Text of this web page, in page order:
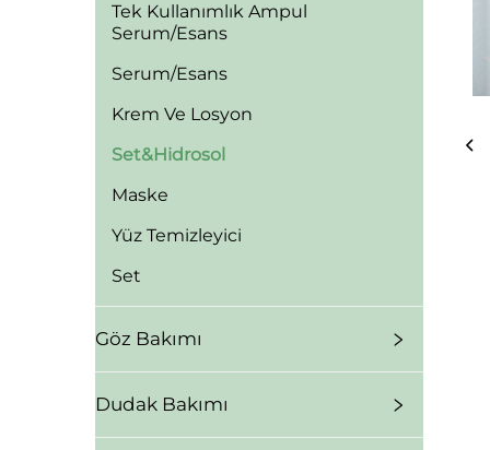
Tek Kullanımlık Ampul
Serum/Esans
Serum/Esans
Krem Ve Losyon
Set&Hidrosol
Maske
Yüz Temizleyici
Set
Göz Bakımı
Dudak Bakımı